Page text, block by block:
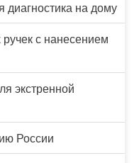
диагностика на дому
с нанесением
экстренной
России